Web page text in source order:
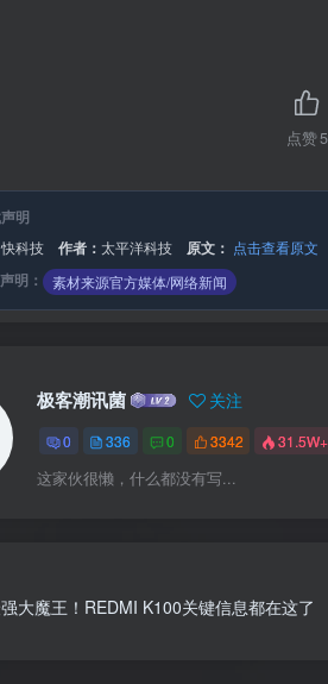
，全系标配阳光模式，户外强光、逆
，荣耀600系列是同档位唯一全系
位提升护眼体验。
点赞5
明
快科技 作者： 太平洋科技 原文： 点击查看原文
明： 素材来源官方媒体/网络新闻
极客潮讯菌 关注
0 336 0 3342 31.5W+
这家伙很懒，什么都没有写...
大魔王！REDMI K100关键信息都在这了